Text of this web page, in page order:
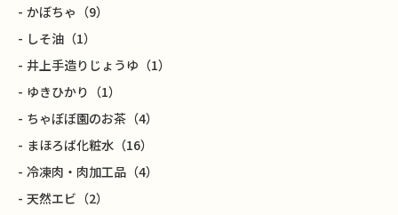
かぼちゃ （9）
しそ油 （1）
井上手造りじょうゆ （1）
ゆきひかり （1）
ちゃぼぼ園のお茶 （4）
まほろば化粧水 （16）
冷凍肉・肉加工品 （4）
天然エビ （2）